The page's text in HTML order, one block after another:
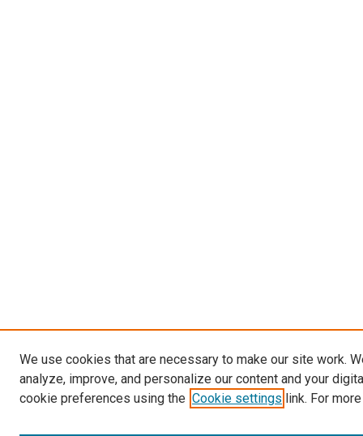
We use cookies that are necessary to make our site work.
analyze, improve, and personalize our content and your
cookie preferences using the Cookie settings link. For